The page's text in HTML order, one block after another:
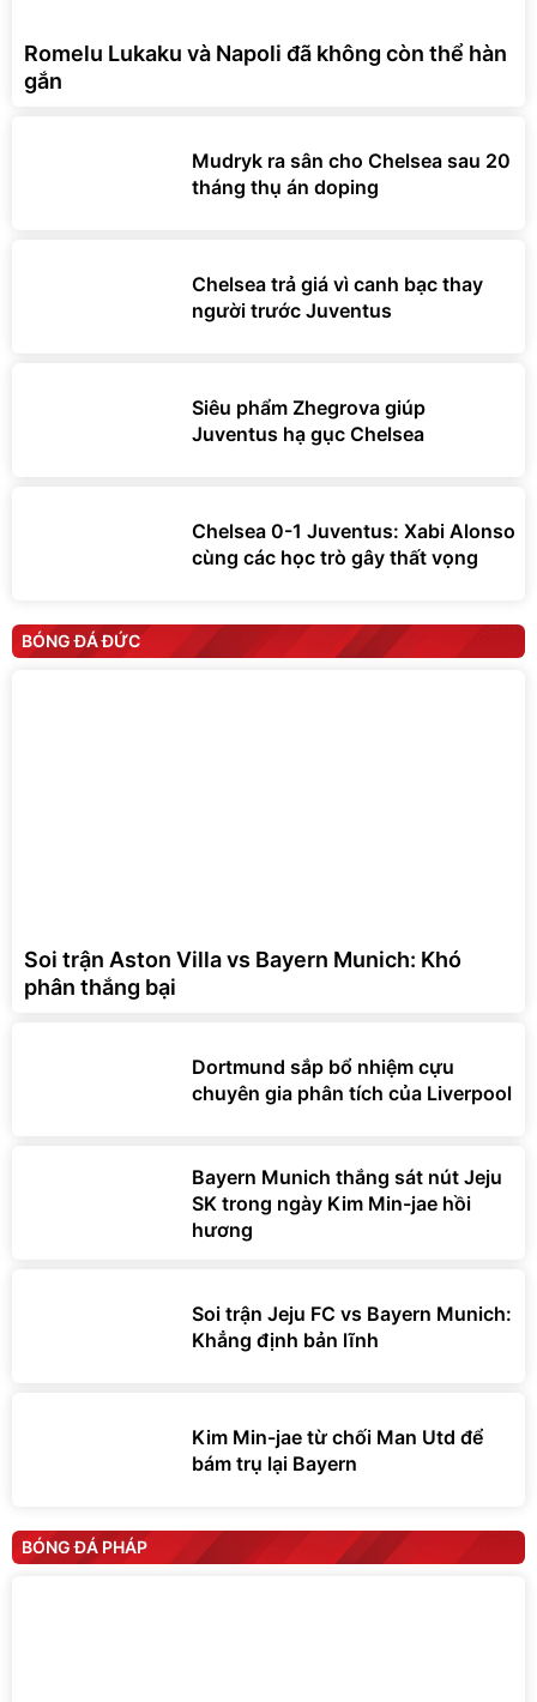
Romelu Lukaku và Napoli đã không còn thể hàn
gắn
Mudryk ra sân cho Chelsea sau 20
tháng thụ án doping
Chelsea trả giá vì canh bạc thay
người trước Juventus
Siêu phẩm Zhegrova giúp
Juventus hạ gục Chelsea
Chelsea 0-1 Juventus: Xabi Alonso
cùng các học trò gây thất vọng
BÓNG ĐÁ ĐỨC
Soi trận Aston Villa vs Bayern Munich: Khó
phân thắng bại
Dortmund sắp bổ nhiệm cựu
chuyên gia phân tích của Liverpool
Bayern Munich thắng sát nút Jeju
SK trong ngày Kim Min-jae hồi
hương
Soi trận Jeju FC vs Bayern Munich:
Khẳng định bản lĩnh
Kim Min-jae từ chối Man Utd để
bám trụ lại Bayern
BÓNG ĐÁ PHÁP